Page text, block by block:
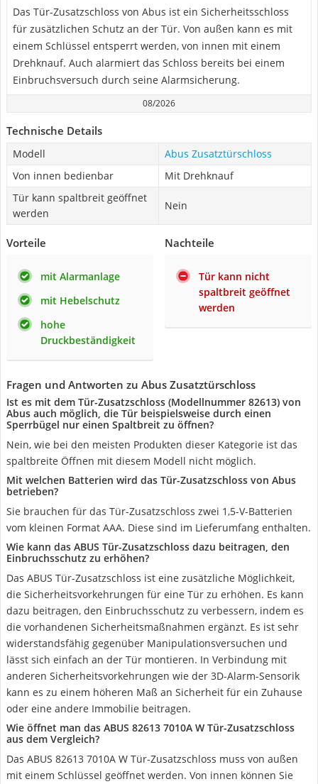
Das Tür-Zusatzschloss von Abus ist ein Sicherheitsschloss
für zusätzlichen Schutz an der Tür. Von außen kann es mit
einem Schlüssel entsperrt werden, von innen mit einem
Drehknauf. Auch alarmiert das Schloss bereits bei einem
Einbruchsversuch durch seine Alarmsicherung.
08/2026
Technische Details
Modell
Abus Zusatztürschloss
Von innen bedienbar
Mit Drehknauf
Tür kann spaltbreit geöffnet
werden
Nein
Vorteile
mit Alarmanlage
mit Hebelschutz
hohe
Druckbeständigkeit
Nachteile
Tür kann nicht
spaltbreit geöffnet
werden
Fragen und Antworten zu Abus Zusatztürschloss
Ist es mit dem Tür-Zusatzschloss (Modellnummer 82613) von
Abus auch möglich, die Tür beispielsweise durch einen
Sperrbügel nur einen Spaltbreit zu öffnen?
Nein, wie bei den meisten Produkten dieser Kategorie ist das
spaltbreite Öffnen mit diesem Modell nicht möglich.
Mit welchen Batterien wird das Tür-Zusatzschloss von Abus
betrieben?
Sie brauchen für das Tür-Zusatzschloss zwei 1,5-V-Batterien
vom kleinen Format AAA. Diese sind im Lieferumfang enthalten.
Wie kann das ABUS Tür-Zusatzschloss dazu beitragen, den
Einbruchsschutz zu erhöhen?
Das ABUS Tür-Zusatzschloss ist eine zusätzliche Möglichkeit,
die Sicherheitsvorkehrungen für eine Tür zu erhöhen. Es kann
dazu beitragen, den Einbruchsschutz zu verbessern, indem es
die vorhandenen Sicherheitsmaßnahmen ergänzt. Es ist sehr
widerstandsfähig gegenüber Manipulationsversuchen und
lässt sich einfach an der Tür montieren. In Verbindung mit
anderen Sicherheitsvorkehrungen wie der 3D-Alarm-Sensorik
kann es zu einem höheren Maß an Sicherheit für ein Zuhause
oder eine andere Immobilie beitragen.
Wie öffnet man das ABUS 82613 7010A W Tür-Zusatzschloss
aus dem Vergleich?
Das ABUS 82613 7010A W Tür-Zusatzschloss muss von außen
mit einem Schlüssel geöffnet werden. Von innen können Sie